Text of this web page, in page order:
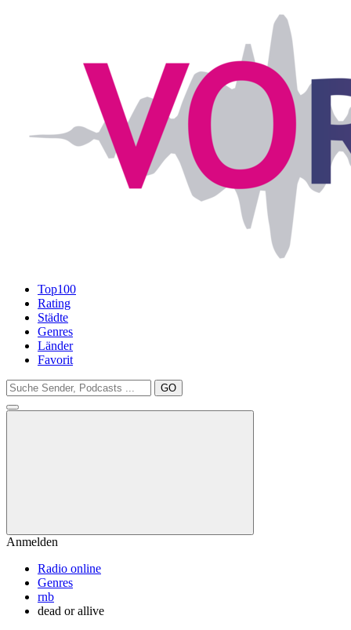
Top100
Rating
Städte
Genres
Länder
Favorit
GO
Anmelden
Radio online
Genres
rnb
dead or allive